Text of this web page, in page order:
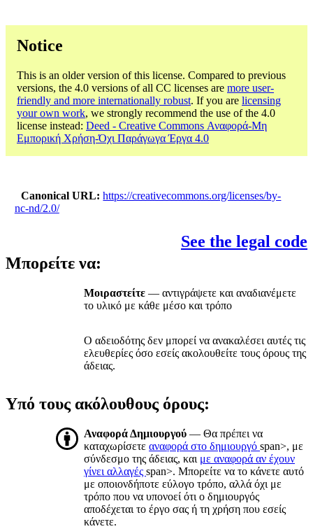
Notice
This is an older version of this license. Compared to previous
versions, the 4.0 versions of all CC licenses are more user-
friendly and more internationally robust. If you are licensing
your own work, we strongly recommend the use of the 4.0
license instead: Deed - Creative Commons Αναφορά-Μη
Εμπορική Χρήση-Όχι Παράγωγα Έργα 4.0
Canonical URL
https://creativecommons.org/licenses/by-
nc-nd/2.0/
See the legal code
Μπορείτε να:
Μοιραστείτε — αντιγράψετε και αναδιανέμετε
το υλικό με κάθε μέσο και τρόπο
Ο αδειοδότης δεν μπορεί να ανακαλέσει αυτές τις
ελευθερίες όσο εσείς ακολουθείτε τους όρους της
άδειας.
Υπό τους ακόλουθους όρους:
Αναφορά Δημιουργού — Θα πρέπει να
καταχωρίσετε αναφορά στο δημιουργό span>, με
σύνδεσμο της άδειας, και με αναφορά αν έχουν
γίνει αλλαγές span>. Μπορείτε να το κάνετε αυτό
με οποιονδήποτε εύλογο τρόπο, αλλά όχι με
τρόπο που να υπονοεί ότι ο δημιουργός
αποδέχεται το έργο σας ή τη χρήση που εσείς
κάνετε.